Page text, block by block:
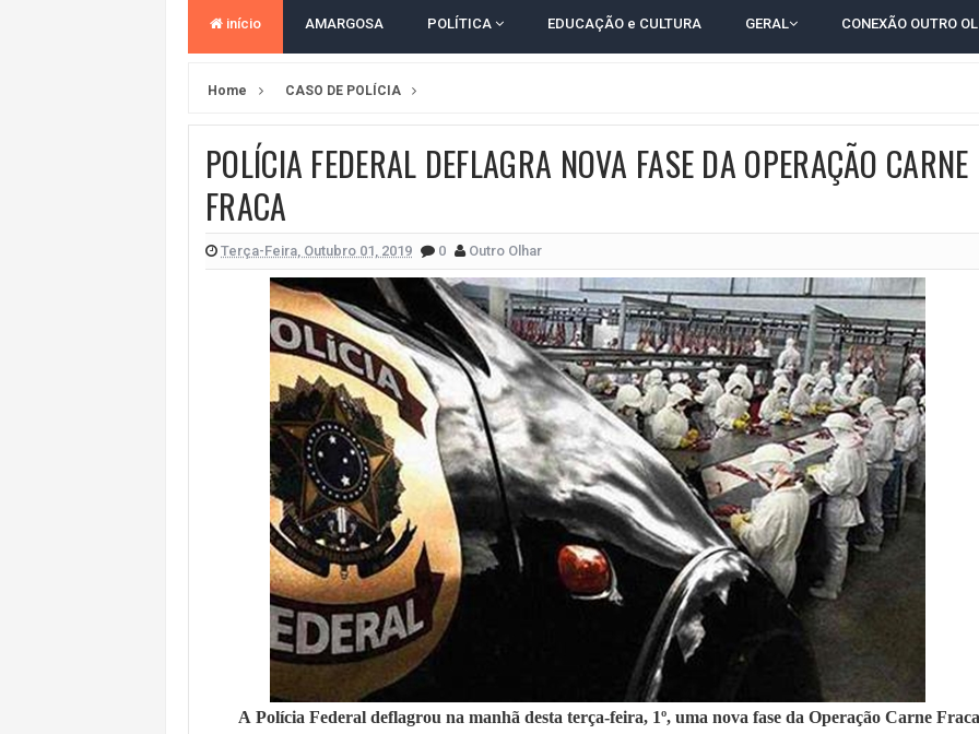
LULA E FLÁVIO BOLSONARO EMPATAM TECNICAMENTE NO 2º TURNO, DIZ PESQUISA
BAHIA E CORINTHIANS EMPATAM EM JOGO PEGADO NA ARENA FONTE NOVA
NO CENTRO DE AMARGOSA, JUSTIÇA ELEITORAL REALIZA SIMULAÇÃO DE VOTAÇÃO
início AMARGOSA POLÍTICA EDUCAÇÃO e CULTURA GERAL CONEXÃO OUTRO
Home CASO DE POLÍCIA
POLÍCIA FEDERAL DEFLAGRA NOVA FASE DA OPERAÇÃO CARNE
FRACA
Terça-Feira, Outubro 01, 2019 0 Outro Olhar
A Polícia Federal deflagrou na manhã desta terça-feira, 1º, uma nova fase da Operação Carne Fraca